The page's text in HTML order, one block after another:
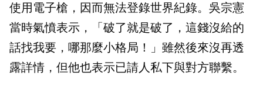
使用電子槍，因而無法登錄世界紀錄。吳宗憲
當時氣憤表示，「破了就是破了，這錢沒給的
話找我要，哪那麼小格局！」雖然後來沒再透
露詳情，但他也表示已請人私下與對方聯繫。